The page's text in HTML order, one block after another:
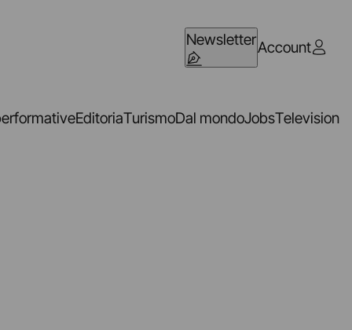
NewsletterAccount
EditoriaTurismoDal mondoJobsTelevision